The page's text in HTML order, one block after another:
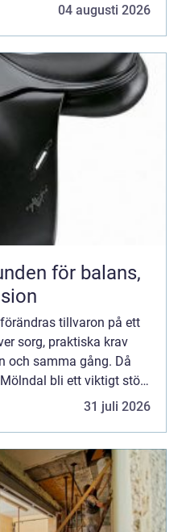
hjälper till med allt
04 augusti 2026
tillvaron på ett
sorg, praktiska krav
och samma gång. Då
bli ett viktigt stöd.
hjälper till med allt
31 juli 2026